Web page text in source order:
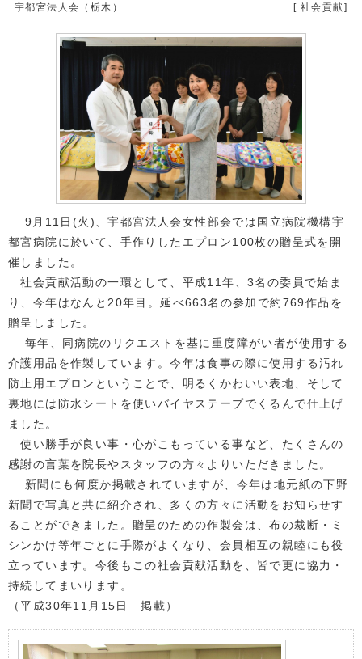
宇都宮法人会（栃木） [ 社会貢献]
9月11日(火)、宇都宮法人会女性部会では国立病院機構宇
都宮病院に於いて、手作りしたエプロン100枚の贈呈式を開
催しました。
社会貢献活動の一環として、平成11年、3名の委員で始ま
り、今年はなんと20年目。延べ663名の参加で約769作品を
贈呈しました。
毎年、同病院のリクエストを基に重度障がい者が使用する
介護用品を作製しています。今年は食事の際に使用する汚れ
防止用エプロンということで、明るくかわいい表地、そして
裏地には防水シートを使いバイヤステープでくるんで仕上げ
ました。
使い勝手が良い事・心がこもっている事など、たくさんの
感謝の言葉を院長やスタッフの方々よりいただきました。
新聞にも何度か掲載されていますが、今年は地元紙の下野
新聞で写真と共に紹介され、多くの方々に活動をお知らせす
ることができました。贈呈のための作製会は、布の裁断・ミ
シンかけ等年ごとに手際がよくなり、会員相互の親睦にも役
立っています。今後もこの社会貢献活動を、皆で更に協力・
持続してまいります。
（平成30年11月15日 掲載）